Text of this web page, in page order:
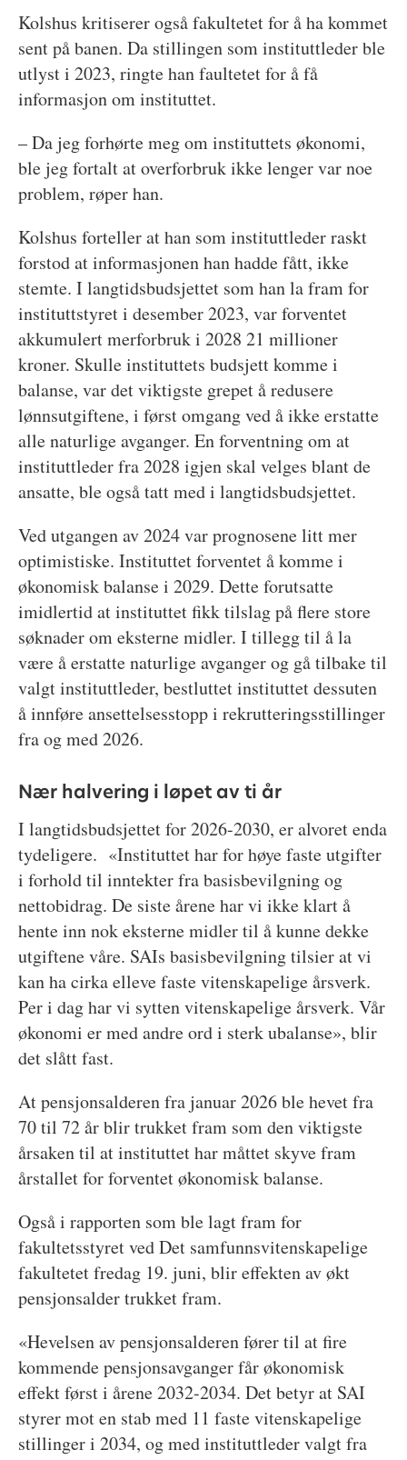
Kolshus kritiserer også fakultetet for å ha kommet
sent på banen. Da stillingen som instituttleder ble
utlyst i 2023, ringte han faultetet for å få
informasjon om instituttet.
– Da jeg forhørte meg om instituttets økonomi,
ble jeg fortalt at overforbruk ikke lenger var noe
problem, røper han.
Kolshus forteller at han som instituttleder raskt
forstod at informasjonen han hadde fått, ikke
stemte. I langtidsbudsjettet som han la fram for
instituttstyret i desember 2023, var forventet
akkumulert merforbruk i 2028 21 millioner
kroner. Skulle instituttets budsjett komme i
balanse, var det viktigste grepet å redusere
lønnsutgiftene, i først omgang ved å ikke erstatte
alle naturlige avganger. En forventning om at
instituttleder fra 2028 igjen skal velges blant de
ansatte, ble også tatt med i langtidsbudsjettet.
Ved utgangen av 2024 var prognosene litt mer
optimistiske. Instituttet forventet å komme i
økonomisk balanse i 2029. Dette forutsatte
imidlertid at instituttet fikk tilslag på flere store
søknader om eksterne midler. I tillegg til å la
være å erstatte naturlige avganger og gå tilbake til
valgt instituttleder, bestluttet instituttet dessuten
å innføre ansettelsesstopp i rekrutteringsstillinger
fra og med 2026.
Nær halvering i løpet av ti år
I langtidsbudsjettet for 2026-2030, er alvoret enda
tydeligere. «Instituttet har for høye faste utgifter
i forhold til inntekter fra basisbevilgning og
nettobidrag. De siste årene har vi ikke klart å
hente inn nok eksterne midler til å kunne dekke
utgiftene våre. SAIs basisbevilgning tilsier at vi
kan ha cirka elleve faste vitenskapelige årsverk.
Per i dag har vi sytten vitenskapelige årsverk. Vår
økonomi er med andre ord i sterk ubalanse», blir
det slått fast.
At pensjonsalderen fra januar 2026 ble hevet fra
70 til 72 år blir trukket fram som den viktigste
årsaken til at instituttet har måttet skyve fram
årstallet for forventet økonomisk balanse.
Også i rapporten som ble lagt fram for
fakultetsstyret ved Det samfunnsvitenskapelige
fakultetet fredag 19. juni, blir effekten av økt
pensjonsalder trukket fram.
«Hevelsen av pensjonsalderen fører til at fire
kommende pensjonsavganger får økonomisk
effekt først i årene 2032-2034. Det betyr at SAI
styrer mot en stab med 11 faste vitenskapelige
stillinger i 2034, og med instituttleder valgt fra